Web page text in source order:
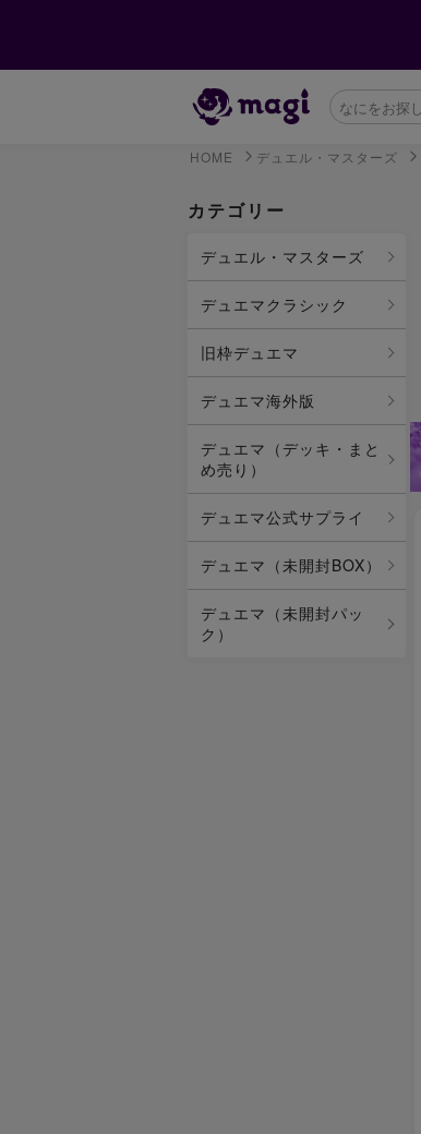
HOME デュエル・マスターズ
カテゴリー
デュエル・マスターズ
デュエマクラシック
旧枠デュエマ
デュエマ海外版
デュエマ（デッキ・まと
め売り）
デュエマ公式サプライ
デュエマ（未開封BOX）
デュエマ（未開封パッ
ク）